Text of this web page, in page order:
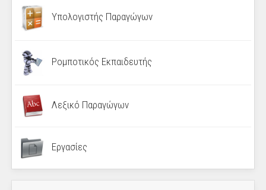
Υπολογιστής Παραγώγων
Ρομποτικός Εκπαιδευτής
Λεξικό Παραγώγων
Εργασίες